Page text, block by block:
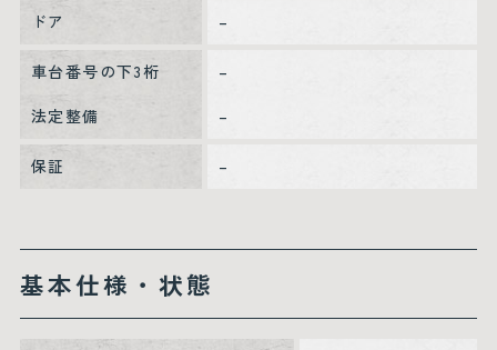
ドア –
車台番号の下3桁
–
法定整備
–
保証 –
基本仕様・状態